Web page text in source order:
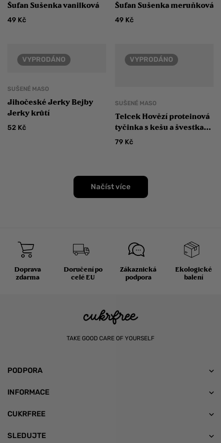
Šufan Sušenka vanilková
49 Kč
Šufan Sušenka meruňková
49 Kč
VYPRODÁNO
SUŠENÉ MASO
Jihočeské Jerky Bejby
Jerky krůtí
52 Kč
VYPRODÁNO
SUŠENÉ MASO
Telcek Hovězí proteinová
tyčinka s kešu a švestkami
ZELENINA
79 Kč
Načíst více
Doprava
zdarma
Doručení po
celé EU
Zákaznická
podpora
Ekologické
balení
TAKE GOOD CARE OF YOURSELF
PODPORA
INFORMACE
CUKRFREE
SLEDUJTE